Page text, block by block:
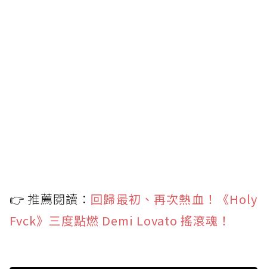
👉 推薦閱讀： 回歸最初、再次熱血！《Holy
Fvck》三度點燃 Demi Lovato 搖滾魂！